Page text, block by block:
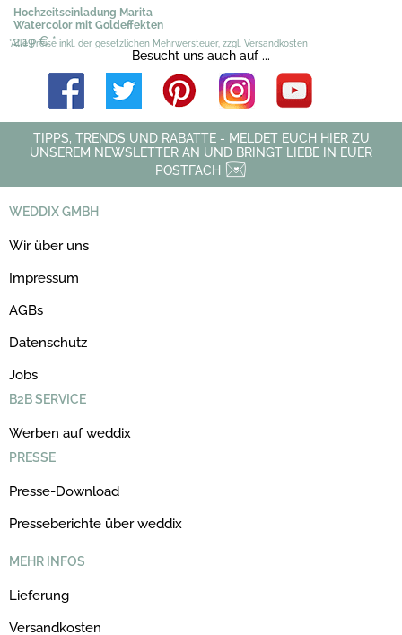
Hochzeitseinladung Marita
Watercolor mit Goldeffekten
2,19 €*
*Alle Preise inkl. der gesetzlichen Mehrwersteuer, zzgl. Versandkosten
Besucht uns auch auf ...
TIPPS, TRENDS UND RABATTE - MELDET EUCH HIER ZU
UNSEREM NEWSLETTER AN UND BRINGT LIEBE IN EUER
POSTFACH
WEDDIX GMBH
Wir über uns
Impressum
AGBs
Datenschutz
Jobs
B2B SERVICE
Werben auf weddix
PRESSE
Presse-Download
Presseberichte über weddix
MEHR INFOS
Lieferung
Versandkosten